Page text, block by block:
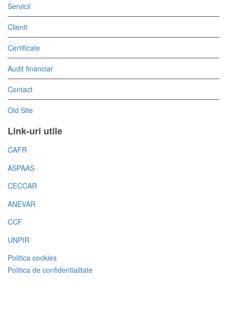
Servicii
Clienti
Certificate
Audit financiar
Contact
Old Site
Link-uri utile
CAFR
ASPAAS
CECCAR
ANEVAR
CCF
UNPIR
Politica cookies
Politica de confidentialitate